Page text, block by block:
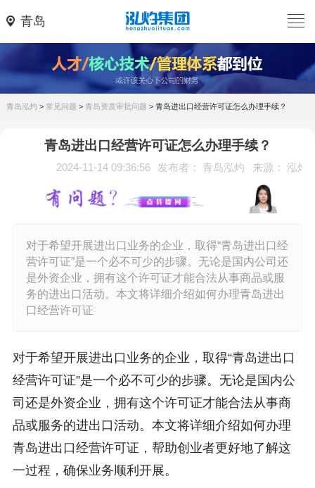
青岛
青岛泓灼 > 常见问题 > 青岛资质审批问题 > 青岛进出口经营许可证怎么办理手续？
青岛进出口经营许可证怎么办理手续？
2024-11-14 09:36:56 发布者： 青岛泓灼 来源： 泓灼
对于希望开展进出口业务的企业，取得“青岛进出口经
营许可证”是一个必不可少的步骤。无论是国内公司还
是外资企业，拥有这个许可证才能合法从事商品或服
务的进出口活动。本文将详细介绍如何办理青岛进出
口经营许可证
对于希望开展进出口业务的企业，取得“青岛进出口
经营许可证”是一个必不可少的步骤。无论是国内公
司还是外资企业，拥有这个许可证才能合法从事商
品或服务的进出口活动。本文将详细介绍如何办理
青岛进出口经营许可证，帮助创业者更好地了解这
一过程，确保业务顺利开展。